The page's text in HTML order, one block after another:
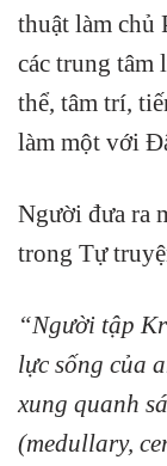
thuật làm chủ
các trung tâm
thể, tâm trí,
làm một với
Người đưa ra
trong Tự
“Người tập
lực sống của
xung quanh
(medullary,